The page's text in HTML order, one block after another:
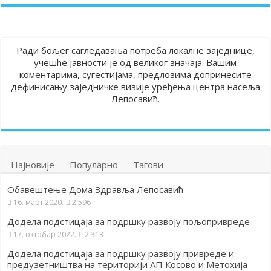
Ради бољег сагледавања потреба локалне заједнице,
учешће јавности је од великог значаја. Вашим
коментарима, сугестијама, предлозима допринесите
дефинисању заједничке визије уређења центра насеља
Лепосавић.
Најновије Популарно Тагови
Обавештење Дома Здравља Лепосавић
16. март 2020. 2,596
Додела подстицаја за подршку развоју пољопривреде
17. октобар 2022. 2,313
Додела подстицаја за подршку развоју привреде и
предузетништва на територији АП Косово и Метохија